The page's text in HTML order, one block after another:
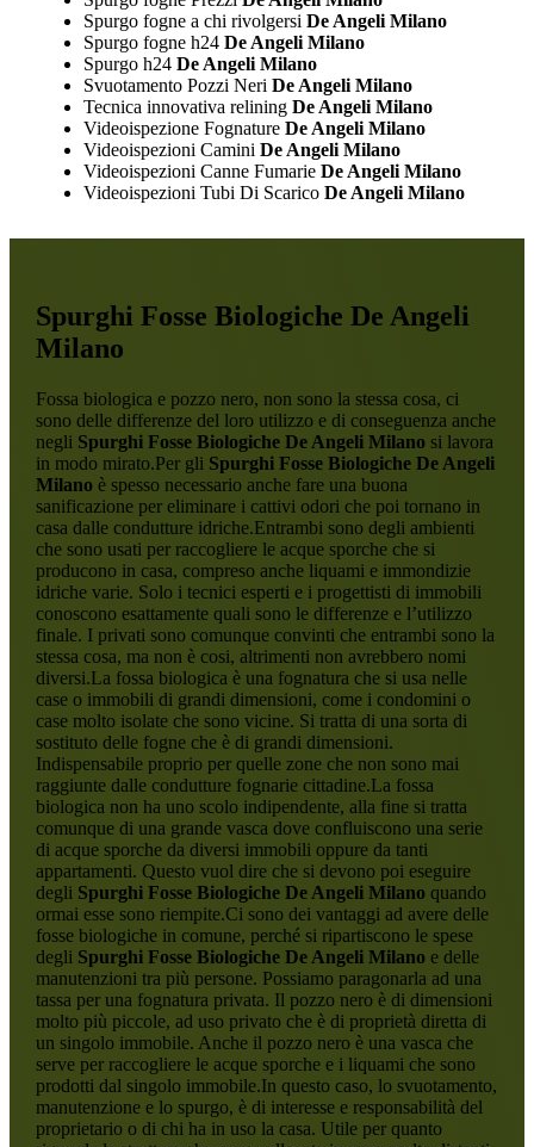
Spurgo fogne a chi rivolgersi De Angeli Milano
Spurgo fogne h24De Angeli Milano
Spurgo h24De Angeli Milano
Svuotamento Pozzi Neri De Angeli Milano
Tecnica innovativa reliningDe Angeli Milano
Videoispezione FognatureDe Angeli Milano
Videoispezioni Camini De Angeli Milano
Videoispezioni Canne FumarieDe Angeli Milano
Videoispezioni Tubi Di ScaricoDe Angeli Milano
Spurghi Fosse Biologiche De Angeli
Milano
Fossa biologica e pozzo nero, non sono la stessa cosa, ci
sono delle differenze del loro utilizzo e di conseguenza anche
negli Spurghi Fosse Biologiche De Angeli Milanosi lavora
in modo mirato.Per gli Spurghi Fosse Biologiche De Angeli
Milanoè spesso necessario anche fare una buona
sanificazione per eliminare i cattivi odori che poi tornano in
casa dalle condutture idriche.Entrambi sono degli ambienti
che sono usati per raccogliere le acque sporche che si
producono in casa, compreso anche liquami e immondizie
idriche varie. Solo i tecnici esperti e i progettisti di immobili
conoscono esattamente quali sono le differenze e l’utilizzo
finale. I privati sono comunque convinti che entrambi sono la
stessa cosa, ma non è cosi, altrimenti non avrebbero nomi
diversi.La fossa biologica è una fognatura che si usa nelle
case o immobili di grandi dimensioni, come i condomini o
case molto isolate che sono vicine. Si tratta di una sorta di
sostituto delle fogne che è di grandi dimensioni.
Indispensabile proprio per quelle zone che non sono mai
raggiunte dalle condutture fognarie cittadine.La fossa
biologica non ha uno scolo indipendente, alla fine si tratta
comunque di una grande vasca dove confluiscono una serie
di acque sporche da diversi immobili oppure da tanti
appartamenti. Questo vuol dire che si devono poi eseguire
degli Spurghi Fosse Biologiche De Angeli Milanoquando
ormai esse sono riempite.Ci sono dei vantaggi ad avere delle
fosse biologiche in comune, perché si ripartiscono le spese
degli Spurghi Fosse Biologiche De Angeli Milanoe delle
manutenzioni tra più persone. Possiamo paragonarla ad una
tassa per una fognatura privata. Il pozzo nero è di dimensioni
molto più piccole, ad uso privato che è di proprietà diretta di
un singolo immobile. Anche il pozzo nero è una vasca che
serve per raccogliere le acque sporche e i liquami che sono
prodotti dal singolo immobile.In questo caso, lo svuotamento,
manutenzione e lo spurgo, è di interesse e responsabilità del
proprietario o di chi ha in uso la casa. Utile per quanto